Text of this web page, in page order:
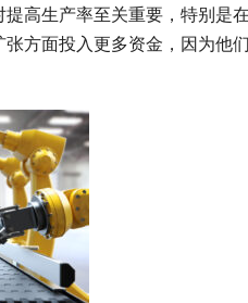
高生产率至关重要，特别是
方面投入更多资金，因为他